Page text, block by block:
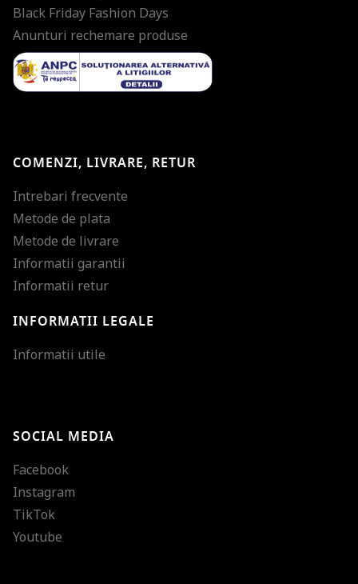
Black Friday Fashion Days
Anunturi rechemare produse
COMENZI, LIVRARE, RETUR
Intrebari frecvente
Metode de plata
Metode de livrare
Informatii garantii
Informatii retur
INFORMATII LEGALE
Informatii utile
SOCIAL MEDIA
Facebook
Instagram
TikTok
Youtube